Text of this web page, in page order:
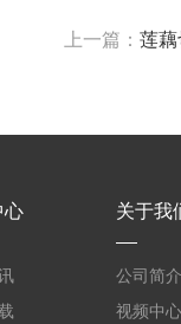
上一篇：莲
心 关于我
公司简介
视频中心